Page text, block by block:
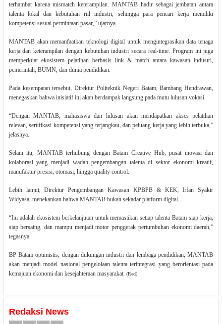
terhambat karena mismatch keterampilan. MANTAB hadir sebagai jembatan antara
talenta lokal dan kebutuhan riil industri, sehingga para pencari kerja memiliki
kompetensi sesuai permintaan pasar,” ujarnya.
MANTAB akan memanfaatkan teknologi digital untuk mengintegrasikan data tenaga
kerja dan keterampilan dengan kebutuhan industri secara real-time. Program ini juga
memperkuat ekosistem pelatihan berbasis link & match antara kawasan industri,
pemerintah, BUMN, dan dunia pendidikan.
Pada kesempatan tersebut, Direktur Politeknik Negeri Batam, Bambang Hendrawan,
menegaskan bahwa inisiatif ini akan berdampak langsung pada mutu lulusan vokasi.
“Dengan MANTAB, mahasiswa dan lulusan akan mendapatkan akses pelatihan
relevan, sertifikasi kompetensi yang terjangkau, dan peluang kerja yang lebih terbuka,”
jelasnya.
Selain itu, MANTAB terhubung dengan Batam Creative Hub, pusat inovasi dan
kolaborasi yang menjadi wadah pengembangan talenta di sektor ekonomi kreatif,
manufaktur presisi, otomasi, hingga quality control.
Lebih lanjut, Direktur Pengembangan Kawasan KPBPB & KEK, Irfan Syakir
Widyasa, menekankan bahwa MANTAB bukan sekadar platform digital.
“Ini adalah ekosistem berkelanjutan untuk memastikan setiap talenta Batam siap kerja,
siap bersaing, dan mampu menjadi motor penggerak pertumbuhan ekonomi daerah,”
tegasnya.
BP Batam optimistis, dengan dukungan industri dan lembaga pendidikan, MANTAB
akan menjadi model nasional pengelolaan talenta terintegrasi yang berorientasi pada
kemajuan ekonomi dan kesejahteraan masyarakat. (Red)
Redaksi News